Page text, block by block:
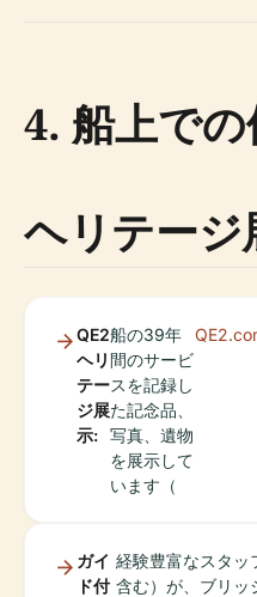
4. 船上で
ヘリテージ
QE2
ヘリ
テー
ジ展
示:
船の39年
間のサービ
スを記録し
た記念品、
写真、遺物
を展示して
います（
ガイ
ド付
経験豊富なスタッ
含む）が、ブリッ